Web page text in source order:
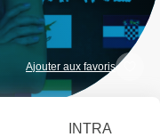
Ajouter aux favoris
INTRA